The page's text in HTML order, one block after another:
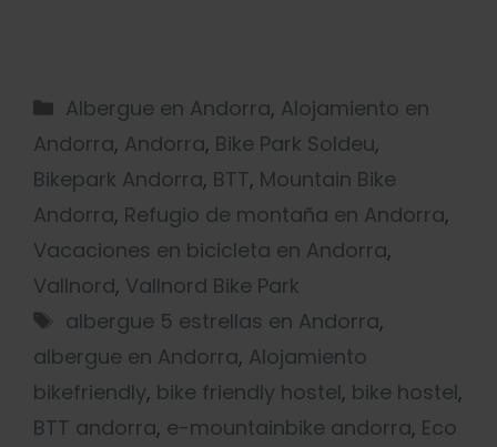
Albergue en Andorra, Alojamiento en
Andorra, Andorra, Bike Park Soldeu,
Bikepark Andorra, BTT, Mountain Bike
Andorra, Refugio de montaña en Andorra,
Vacaciones en bicicleta en Andorra,
Vallnord, Vallnord Bike Park
albergue 5 estrellas en Andorra,
albergue en Andorra, Alojamiento
bikefriendly, bike friendly hostel, bike hostel,
BTT andorra, e-mountainbike andorra, Eco